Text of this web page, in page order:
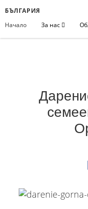
БЪЛГАРИЯ
Начало
За нас